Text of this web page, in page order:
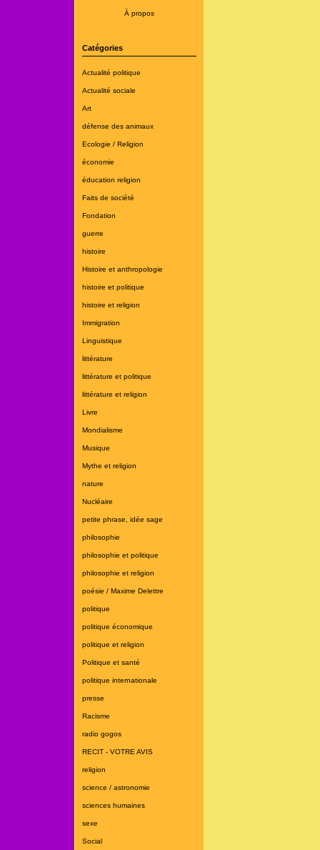
À propos
Catégories
Actualité politique
Actualité sociale
Art
défense des animaux
Ecologie / Religion
économie
éducation religion
Faits de société
Fondation
guerre
histoire
Histoire et anthropologie
histoire et politique
histoire et religion
Immigration
Linguistique
littérature
littérature et politique
littérature et religion
Livre
Mondialisme
Musique
Mythe et religion
nature
Nucléaire
petite phrase, idée sage
philosophie
philosophie et politique
philosophie et religion
poésie / Maxime Delettre
politique
politique économique
politique et religion
Politique et santé
politique internationale
presse
Racisme
radio gogos
RECIT - VOTRE AVIS
religion
science / astronomie
sciences humaines
sexe
Social